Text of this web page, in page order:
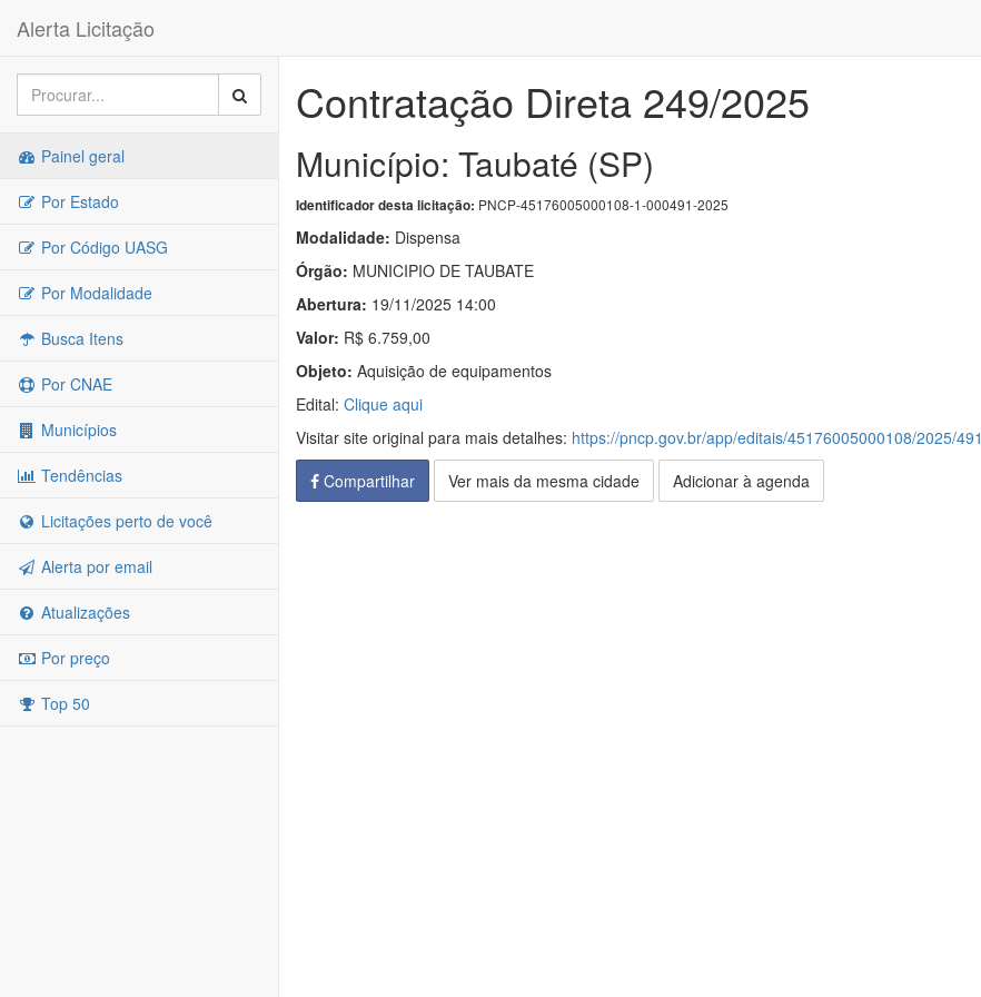
Alerta Licitação
Painel geral
Por Estado
Por Código UASG
Por Modalidade
Busca Itens
Por CNAE
Municípios
Tendências
Licitações perto de você
Alerta por email
Atualizações
Por preço
Top 50
Contratação Direta 249/2025
Município: Taubaté (SP)
Identificador desta licitação: PNCP-45176005000108-1-000491-2025
Modalidade: Dispensa
Órgão: MUNICIPIO DE TAUBATE
Abertura: 19/11/2025 14:00
Valor: R$ 6.759,00
Objeto: Aquisição de equipamentos
Edital: Clique aqui
Visitar site original para mais detalhes: https://pncp.gov.br/app/editais/45176005000108/2025/491
Compartilhar
Ver mais da mesma cidade Adicionar à agenda